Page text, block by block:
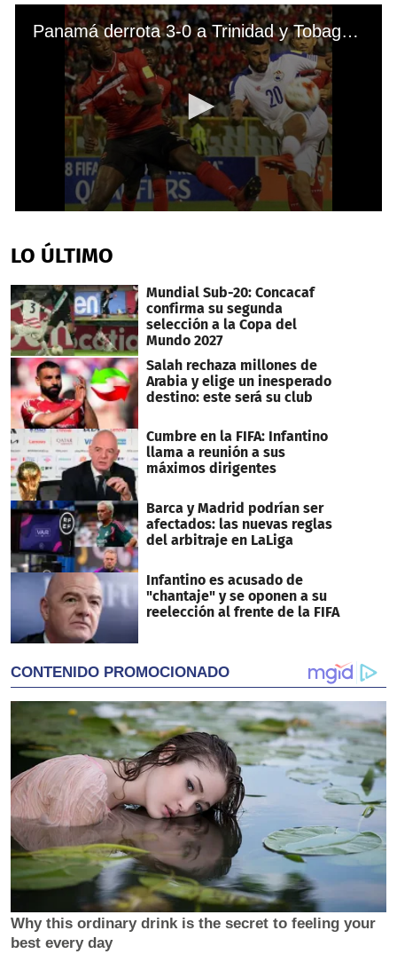
Panamá derrota 3-0 a Trinidad y Tobago por la Eliminatoria de Concacaf 2017
of
33
LO ÚLTIMO
Mundial Sub-20: Concacaf
confirma su segunda
selección a la Copa del
Mundo 2027
Salah rechaza millones de
Arabia y elige un inesperado
destino: este será su club
Cumbre en la FIFA: Infantino
llama a reunión a sus
máximos dirigentes
Barca y Madrid podrían ser
afectados: las nuevas reglas
del arbitraje en LaLiga
Infantino es acusado de
"chantaje" y se oponen a su
reelección al frente de la FIFA